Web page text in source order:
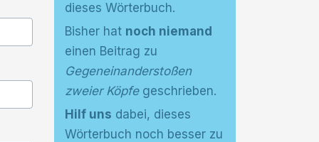
dieses Wörterbuch.
Bisher hat noch niemand
einen Beitrag zu
Gegeneinanderstoßen
zweier Köpfegeschrieben.
Hilf uns dabei, dieses
Wörterbuch noch besser zu